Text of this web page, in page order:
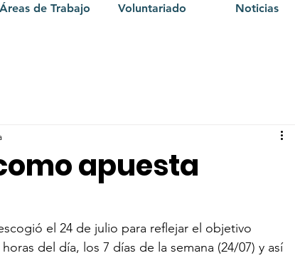
Áreas de Trabajo Voluntariado Noticias
apuesta
el 24 de julio para reflejar el objetivo
del día, los 7 días de la semana (24/07) y así